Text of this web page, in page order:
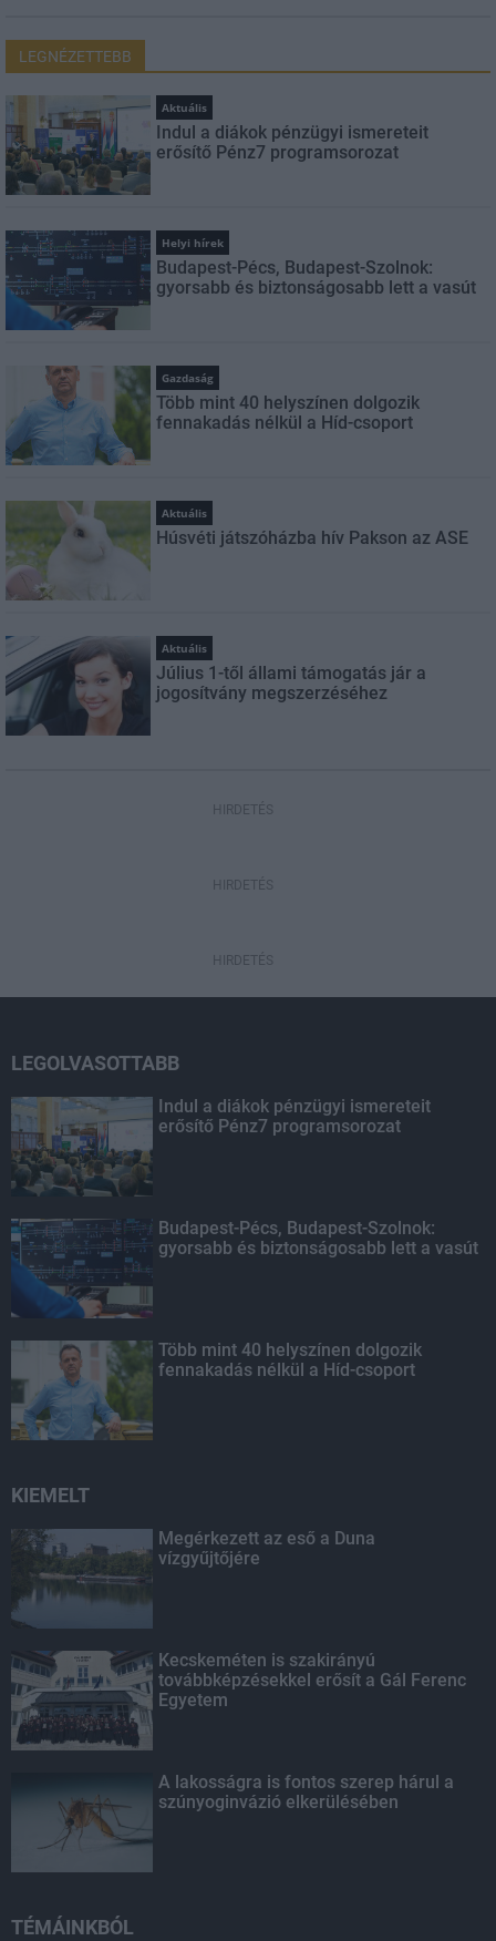
LEGNÉZETTEBB
Aktuális
Indul a diákok pénzügyi ismereteit
erősítő Pénz7 programsorozat
Helyi hírek
Budapest-Pécs, Budapest-Szolnok:
gyorsabb és biztonságosabb lett a vasút
Gazdaság
Több mint 40 helyszínen dolgozik
fennakadás nélkül a Híd-csoport
Aktuális
Húsvéti játszóházba hív Pakson az ASE
Aktuális
Július 1-től állami támogatás jár a
jogosítvány megszerzéséhez
HIRDETÉS
HIRDETÉS
HIRDETÉS
LEGOLVASOTTABB
Indul a diákok pénzügyi ismereteit
erősítő Pénz7 programsorozat
Budapest-Pécs, Budapest-Szolnok:
gyorsabb és biztonságosabb lett a vasút
Több mint 40 helyszínen dolgozik
fennakadás nélkül a Híd-csoport
KIEMELT
Megérkezett az eső a Duna
vízgyűjtőjére
Kecskeméten is szakirányú
továbbképzésekkel erősít a Gál Ferenc
Egyetem
A lakosságra is fontos szerep hárul a
szúnyoginvázió elkerülésében
TÉMÁINKBÓL